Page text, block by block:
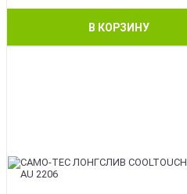
В КОРЗИНУ